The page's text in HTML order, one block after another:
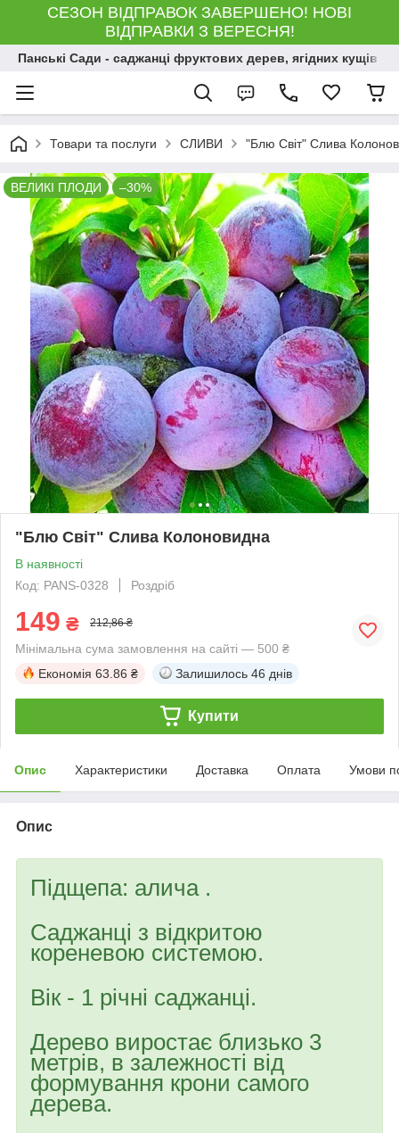
СЕЗОН ВІДПРАВОК ЗАВЕРШЕНО! НОВІ
ВІДПРАВКИ З ВЕРЕСНЯ!
Панські Сади - саджанці фруктових дерев, ягідних кущів і
Товари та послуги СЛИВИ "Блю Світ" Слива
ВЕЛИКІ ПЛОДИ –30%
"Блю Світ" Слива Колоновидна
В наявності
Код: PANS-0328
Роздріб
149 ₴ 212,86 ₴
Мінімальна сума замовлення на сайті — 500 ₴
Економія 63.86 ₴ Залишилось 46 днів
Купити
Опис Характеристики Доставка Оплата Умови
Опис
Підщепа: алича .
Саджанці з відкритою
кореневою системою.
Вік - 1 річні саджанці.
Дерево виростає близько 3
метрів, в залежності від
формування крони самого
дерева.